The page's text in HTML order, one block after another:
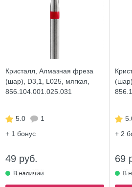
Кристалл, Алмазная фреза
(шар), D3,1, L025, мягкая,
856.104.001.025.031
5.0
1
+ 1 бонус
49 руб.
+ 2
69